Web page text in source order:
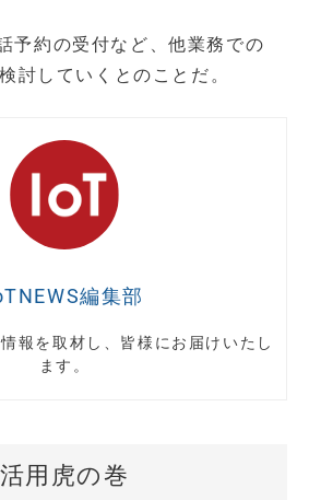
予約の受付など、他業務での
討していくとのことだ。
編集部
報を取材し、皆様にお届けいたし
ます。
用虎の巻